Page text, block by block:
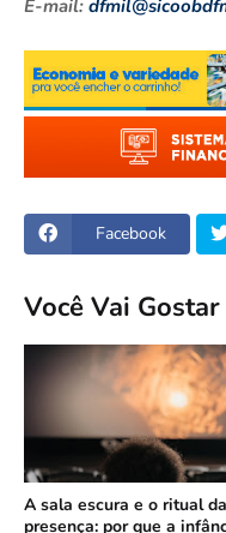
E-mail:
Facebook
Você Vai Gostar
A sala escura e o ritual da
presença: por que a